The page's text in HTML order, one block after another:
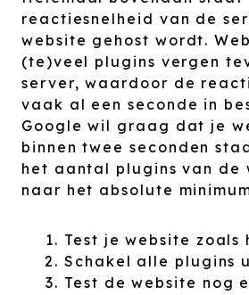
reactiesnelheid van de
website gehost wordt.
(te)veel plugins vergen
server, waardoor de
vaak al een seconde in
Google wil graag dat je
binnen twee seconden
het aantal plugins van de
naar het absolute
Test je website zoals
Schakel alle plugins
Test de website nog